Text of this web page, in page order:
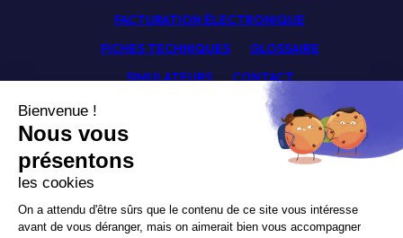
FACTURATION ÉLECTRONIQUE
FICHES TECHNIQUES
GLOSSAIRE
SIMULATEURS
CONTACT
Facebook
Linkedin
Politique de confidentialité